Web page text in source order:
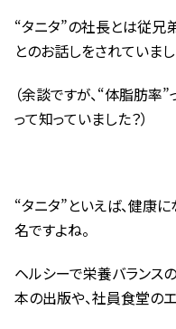
“タニタ”の社長とは従兄
とのお話しをされていまし
（余談ですが、“体脂肪率
って知っていました？）
“タニタ”といえば、健康
名ですよね。
ヘルシーで栄養バランス
本の出版や、社員食堂の